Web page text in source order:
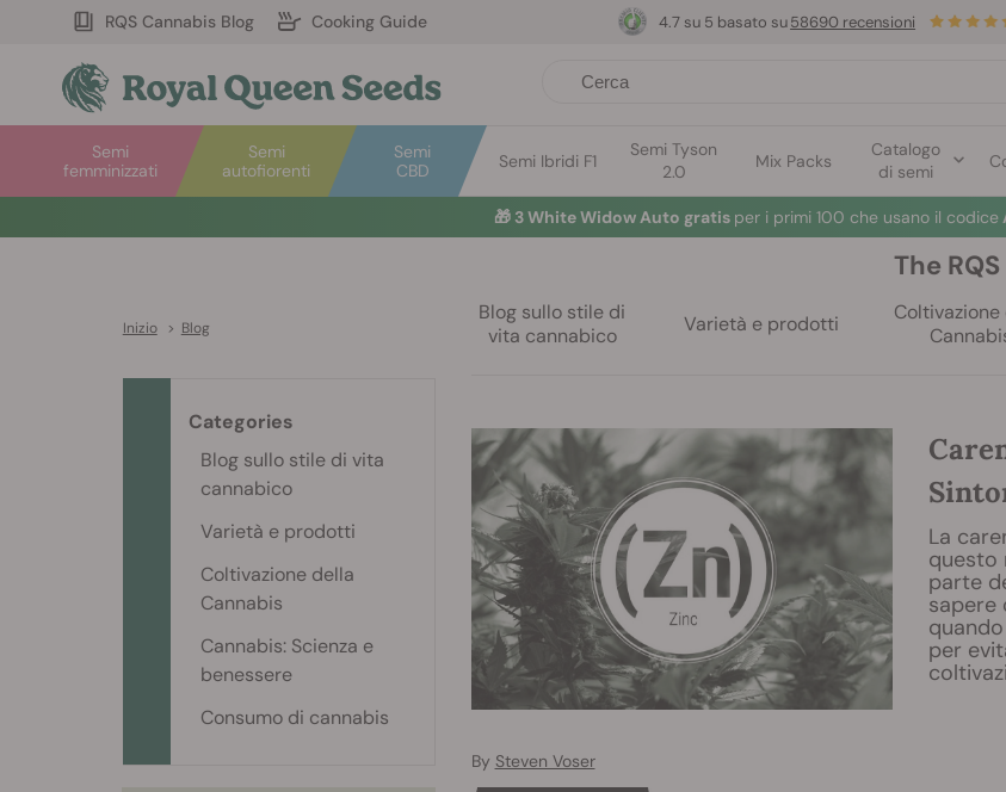
RQS Cannabis Blog Cooking Guide
Semi
autofiorenti
Semi
femminizzati
Semi
CBD
Semi Ibridi F1
Semi Tyson
2.0
Mix Packs
Catalogo
di semi
4.7 su 5 basato su58690 recensioni
🎁 3 White Widow Auto gratis per i primi 100 che usano il codice
Inizio > Blog
The
Blog sullo stile di
vita cannabico
Varietà e prodotti
Coltivazione
La
questo
parte
sapere
per
By Steven Voser
Categories
Blog sullo stile di vita
cannabico
Varietà e prodotti
Coltivazione della
Cannabis
Cannabis: Scienza e
benessere
Consumo di cannabis